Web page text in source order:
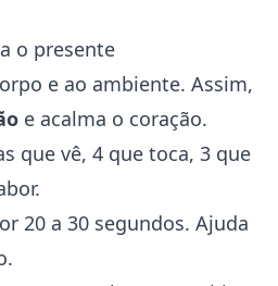
o presente
e ao ambiente. Assim,
e acalma o coração.
que vê, 4 que toca, 3 que
20 a 30 segundos. Ajuda